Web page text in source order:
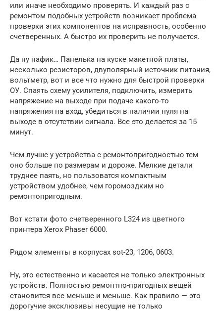
или иначе необходимо проверять. И каждый раз с
ремонтом подобных устройств возникает проблема
проверки этих компонентов на исправность, особенно
счетверенных. А быстро их проверить не получается.
Да ну нафик… Панелька на куске макетной платы,
несколько резисторов, двуполярный источник питания,
вольтметр, вот и все что нужно для быстрой проверки
ОУ. Спаять схему усилителя, подключить, измерить
напряжение на выходе при подаче какого-то
напряжения на вход, убедиться в наличии нуля на
выходе в отсутствии сигнала. Все это делается за 15
минут.
Чем лучше у устройства с ремонтопригодностью тем
оно больше по размерам и дороже. Мелкие детали
труднее паять, но пользоватся компактным
устройством удобнее, чем горомоздким но
ремонтопригодным.
Вот кстати фото счетверенного L324 из цветного
принтера Xerox Phaser 6000.
Рядом элементы в корпусах sot-23, 1206, 0603.
Ну, это естественно и касается не только электронных
устройств. Полностью ремонтно-пригодных вещей
становится все меньше и меньше. Как правило — это
дорогучие эксклюзивы несущие не только